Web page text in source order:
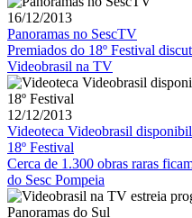
16/12/2013
Panoramas no SescTV
Premiados do 18º Festival
Videobrasil na TV
12/12/2013
Videoteca Videobrasil
18º Festival
Cerca de 1.300 obras raras
do Sesc Pompeia